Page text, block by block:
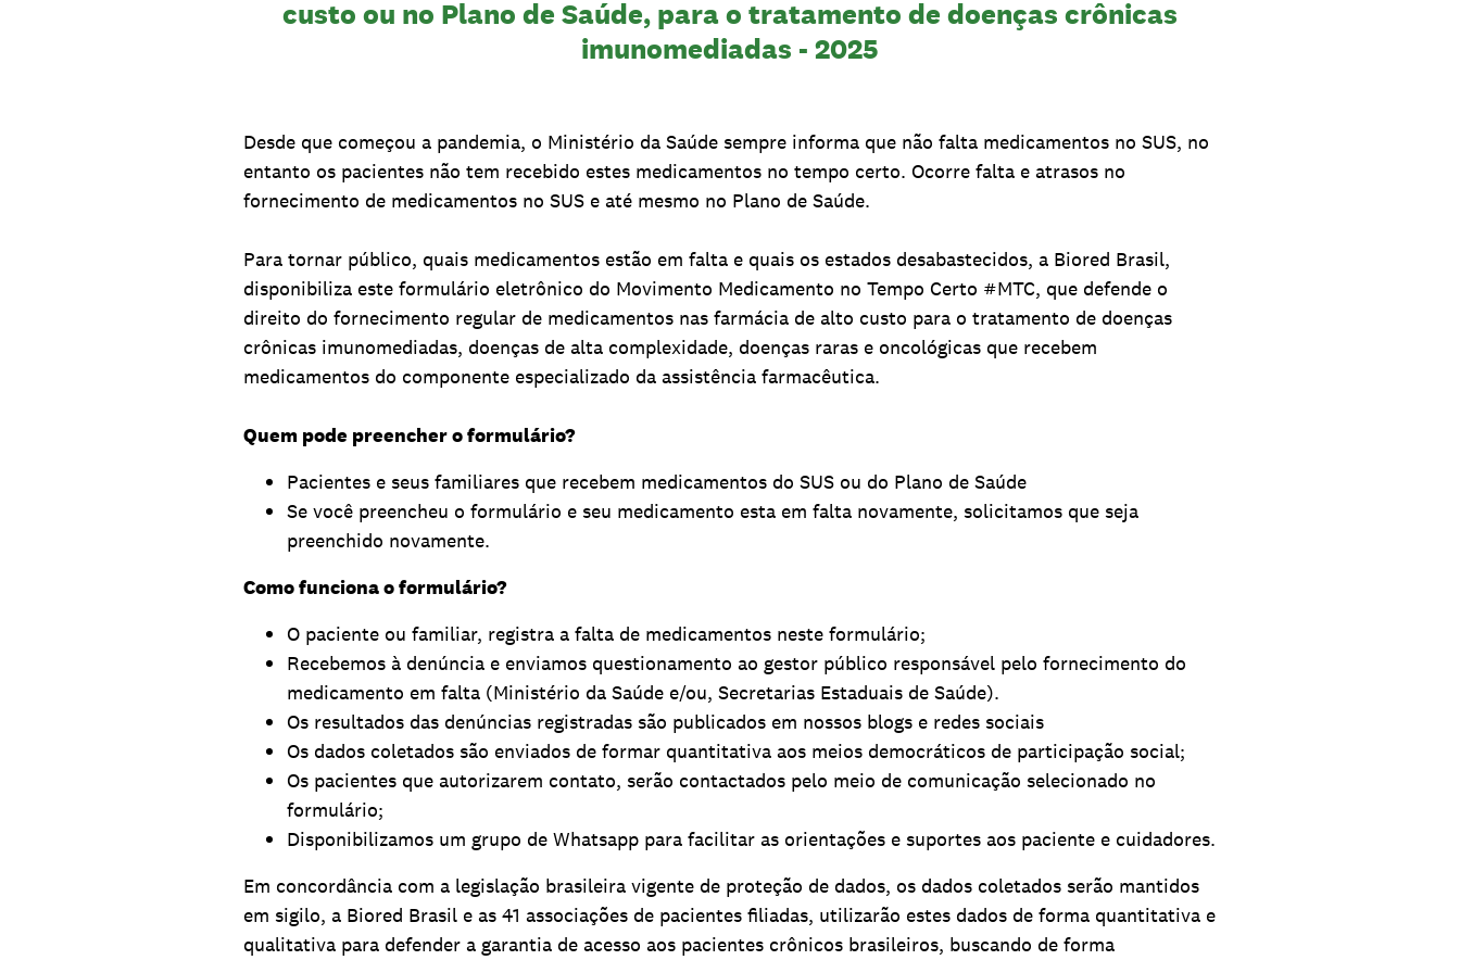
custo ou no Plano de Saúde, para o tratamento de doenças crônicas
imunomediadas - 2025
Desde que começou a pandemia, o Ministério da Saúde sempre informa que não falta medicamentos no SUS, no
entanto os pacientes não tem recebido estes medicamentos no tempo certo. Ocorre falta e atrasos no
fornecimento de medicamentos no SUS e até mesmo no Plano de Saúde.
Para tornar público, quais medicamentos estão em falta e quais os estados desabastecidos, a Biored Brasil,
disponibiliza este formulário eletrônico do Movimento Medicamento no Tempo Certo #MTC, que defende o
direito do fornecimento regular de medicamentos nas farmácia de alto custo para o tratamento de doenças
crônicas imunomediadas, doenças de alta complexidade, doenças raras e oncológicas que recebem
medicamentos do componente especializado da assistência farmacêutica.
Quem pode preencher o formulário?
Pacientes e seus familiares que recebem medicamentos do SUS ou do Plano de Saúde
Se você preencheu o formulário e seu medicamento esta em falta novamente, solicitamos que seja
preenchido novamente.
Como funciona o formulário?
O paciente ou familiar, registra a falta de medicamentos neste formulário;
Recebemos à denúncia e enviamos questionamento ao gestor público responsável pelo fornecimento do
medicamento em falta (Ministério da Saúde e/ou, Secretarias Estaduais de Saúde).
Os resultados das denúncias registradas são publicados em nossos blogs e redes sociais
Os dados coletados são enviados de formar quantitativa aos meios democráticos de participação social;
Os pacientes que autorizarem contato, serão contactados pelo meio de comunicação selecionado no
formulário;
Disponibilizamos um grupo de Whatsapp para facilitar as orientações e suportes aos paciente e cuidadores.
Em concordância com a legislação brasileira vigente de proteção de dados, os dados coletados serão mantidos
em sigilo, a Biored Brasil e as 41 associações de pacientes filiadas, utilizarão estes dados de forma quantitativa e
qualitativa para defender a garantia de acesso aos pacientes crônicos brasileiros, buscando de forma